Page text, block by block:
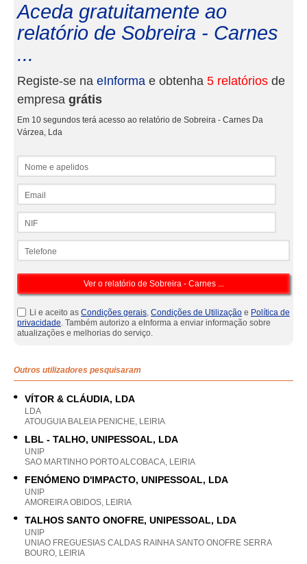
Aceda gratuitamente ao
relatório de Sobreira - Carnes
...
Registe-se na eInforma e obtenha 5 relatórios de
empresa grátis
Em 10 segundos terá acesso ao relatório de Sobreira - Carnes Da
Várzea, Lda
Li e aceito as Condições gerais, Condições de Utilização e Política de
privacidade. Também autorizo a eInforma a enviar informação sobre
atualizações e melhorias do serviço.
Outros utilizadores pesquisaram
VÍTOR & CLÁUDIA, LDA
LDA
ATOUGUIA BALEIA PENICHE, LEIRIA
LBL - TALHO, UNIPESSOAL, LDA
UNIP
SAO MARTINHO PORTO ALCOBACA, LEIRIA
FENÓMENO D'IMPACTO, UNIPESSOAL, LDA
UNIP
AMOREIRA OBIDOS, LEIRIA
TALHOS SANTO ONOFRE, UNIPESSOAL, LDA
UNIP
UNIAO FREGUESIAS CALDAS RAINHA SANTO ONOFRE SERRA
BOURO, LEIRIA